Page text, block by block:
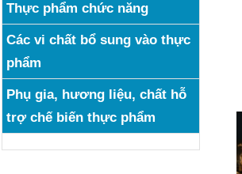
Thực phẩm chức năng
Các vi chất bổ sung vào thực
phẩm
Phụ gia, hương liệu, chất hỗ
trợ chế biến thực phẩm